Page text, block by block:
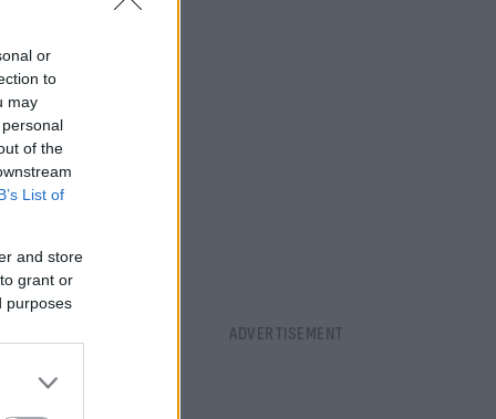
or
to
may
of the
List of
and store
grant or
purposes